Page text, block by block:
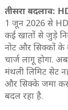
तीसरा बदलाव:
1 जून 2026 से
कई खातों से जुड़े
नोट और सिक्कों के
चार्ज लागू होगा.
मंथली लिमिट सेट
और सिक्के जमा
बदल रहा है.